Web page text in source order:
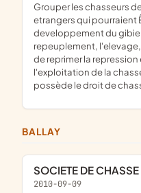
grouper les chasseurs de la commune ainsi que les
etrangers qui pourraient
developpement du
repeuplement,
de reprimer la
l'exploitation de la
possède le droit de
BALLAY
SOCIETE DE
2010-09-09